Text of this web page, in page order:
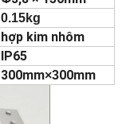
0.15kg
hợp kim nhôm
IP65
300mm×300mm